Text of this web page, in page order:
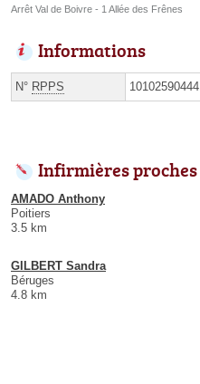
Arrêt Val de Boivre - 1 Allée des Frênes
Informations
N° RPPS 10102590444
Infirmières proches
AMADO Anthony
Poitiers
3.5 km
GILBERT Sandra
Béruges
4.8 km